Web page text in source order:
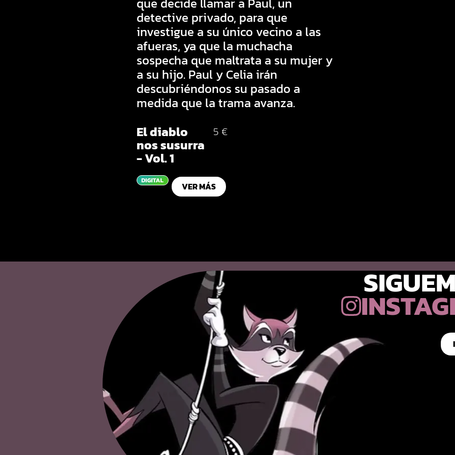
detective privado, para que
investigue a su único vecino a las
afueras, ya que la muchacha
sospecha que maltrata a su mujer y
a su hijo. Paul y Celia irán
descubriéndonos su pasado a
medida que la trama avanza.
El diablo
nos susurra
- Vol. 1
5 €
VER MÁS